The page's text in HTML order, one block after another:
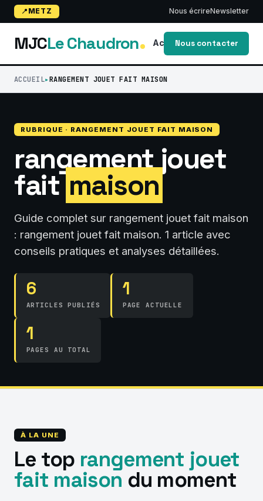
METZ Nous écrireNewsletter
MJCLe Chaudron Accueil Blog
Nous contacter
ACCUEIL RANGEMENT JOUET FAIT MAISON
RUBRIQUE · RANGEMENT JOUET FAIT MAISON
rangement jouet
faitmaison
Guide complet sur rangement jouet fait maison
: rangement jouet fait maison. 1 article avec
conseils pratiques et analyses détaillées.
6
ARTICLES PUBLIÉS
1
PAGE ACTUELLE
1
PAGES AU TOTAL
À LA UNE
Le top rangement jouet
fait maison du moment